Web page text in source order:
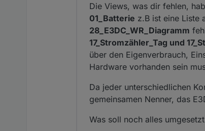
Die Views, was dir fehlen,
01_Batterie z.B ist eine Liste
28_E3DC_WR_Diagramm
17_Stromzähler_Tag und
über den Eigenverbrauch,
Hardware vorhanden sein
Da jeder unterschiedlichen
gemeinsamen Nenner, das
Was soll noch alles